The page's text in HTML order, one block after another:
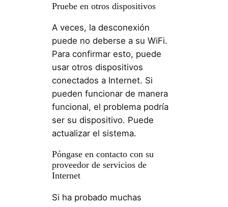
Pruebe en otros dispositivos
A veces, la desconexión
puede no deberse a su WiFi.
Para confirmar esto, puede
usar otros dispositivos
conectados a Internet. Si
pueden funcionar de manera
funcional, el problema podría
ser su dispositivo. Puede
actualizar el sistema.
Póngase en contacto con su
proveedor de servicios de
Internet
Si ha probado muchas